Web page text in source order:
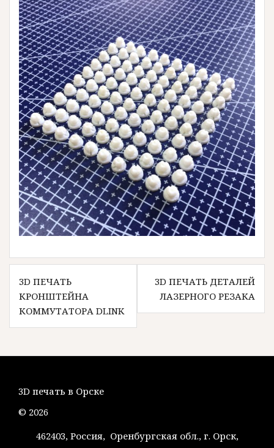
Навигация
по
записям
3D ПЕЧАТЬ
КРОНШТЕЙНА
КОММУТАТОРА DLINK
3D ПЕЧАТЬ ДЕТАЛЕЙ
ЛАЗЕРНОГО РЕЗАКА
3D печать в Орске
© 2026
462403, Россия, Оренбургская обл., г. Орск,